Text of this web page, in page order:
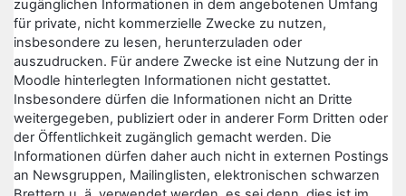
zugänglichen Informationen in dem angebotenen Umfang
für private, nicht kommerzielle Zwecke zu nutzen,
insbesondere zu lesen, herunterzuladen oder
auszudrucken. Für andere Zwecke ist eine Nutzung der in
Moodle hinterlegten Informationen nicht gestattet.
Insbesondere dürfen die Informationen nicht an Dritte
weitergegeben, publiziert oder in anderer Form Dritten oder
der Öffentlichkeit zugänglich gemacht werden. Die
Informationen dürfen daher auch nicht in externen Postings
an Newsgruppen, Mailinglisten, elektronischen schwarzen